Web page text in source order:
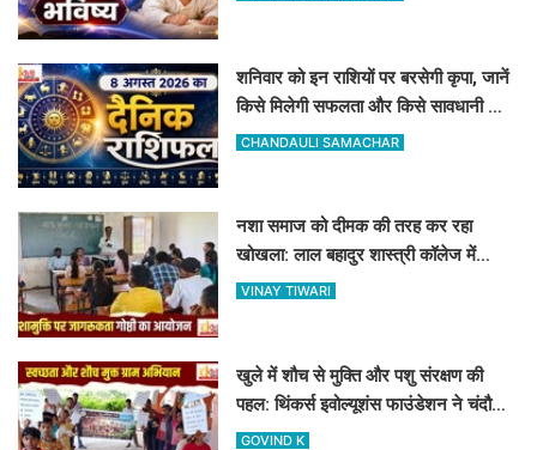
शनिवार को इन राशियों पर बरसेगी कृपा, जानें
किसे मिलेगी सफलता और किसे सावधानी की
जरूरत
CHANDAULI SAMACHAR
नशा समाज को दीमक की तरह कर रहा
खोखला: लाल बहादुर शास्त्री कॉलेज में
नशामुक्ति गोष्ठी का आयोजन
VINAY TIWARI
खुले में शौच से मुक्ति और पशु संरक्षण की
पहल: थिंकर्स इवोल्यूशंस फाउंडेशन ने चंदौली
के गांवों में चलाया अभियान
GOVIND K